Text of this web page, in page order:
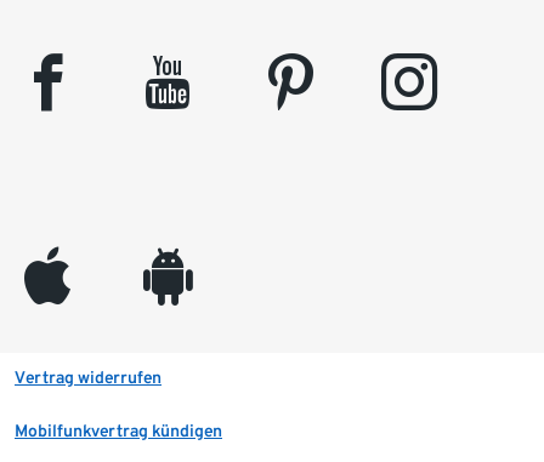
facebook youtube pinterest instagram
appleinc android
Vertrag widerrufen
Mobilfunkvertrag kündigen